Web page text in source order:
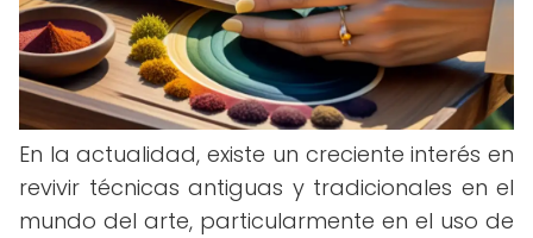
En la actualidad, existe un creciente interés en
revivir técnicas antiguas y tradicionales en el
mundo del arte, particularmente en el uso de